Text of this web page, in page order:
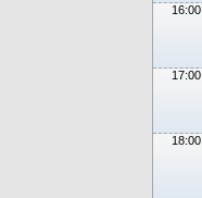
16:00
17:00
18:00